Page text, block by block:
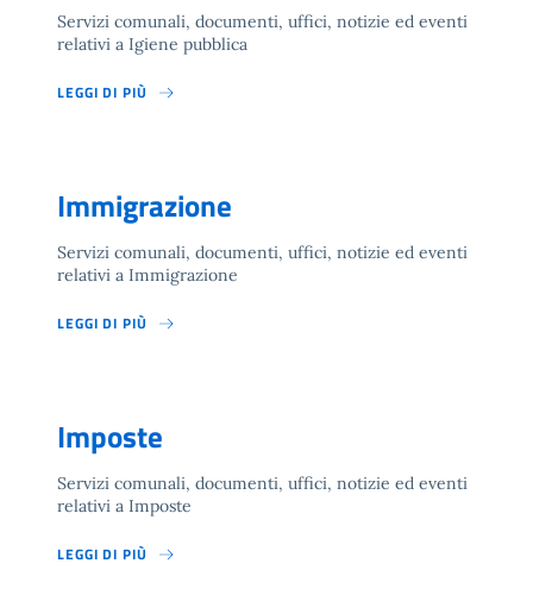
Servizi comunali, documenti, uffici, notizie ed eventi
relativi a Igiene pubblica
LEGGI DI PIÙ
Immigrazione
Servizi comunali, documenti, uffici, notizie ed eventi
relativi a Immigrazione
LEGGI DI PIÙ
Imposte
Servizi comunali, documenti, uffici, notizie ed eventi
relativi a Imposte
LEGGI DI PIÙ